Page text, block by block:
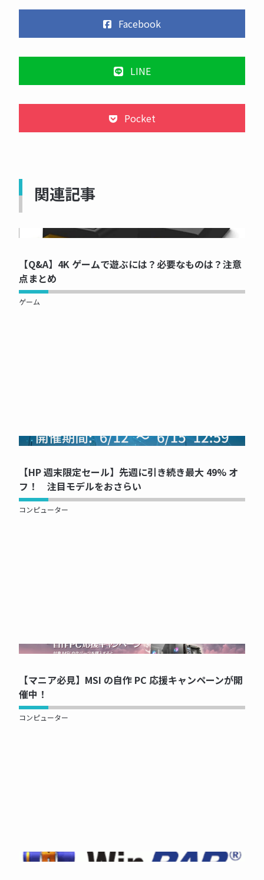
Facebook
LINE
Pocket
関連記事
【Q&A】4K ゲームで遊ぶには？必要なものは？注意
点まとめ
ゲーム
NOW PRINTING...
【HP 週末限定セール】先週に引き続き最大 49% オ
フ！ 注目モデルをおさらい
コンピューター
NOW PRINTING...
【マニア必見】MSI の自作 PC 応援キャンペーンが開
催中！
コンピューター
NOW PRINTING...